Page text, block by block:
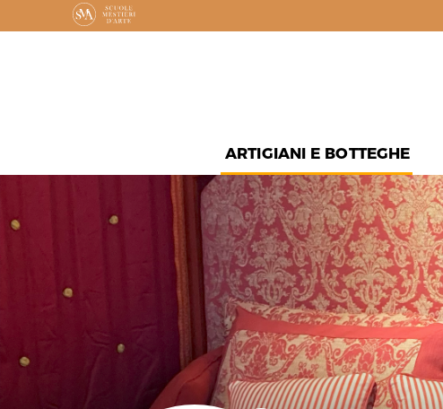
ARTIGIANI E BOTTEGHE